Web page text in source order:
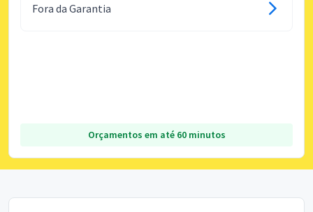
Fora da Garantia
Orçamentos em até 60 minutos